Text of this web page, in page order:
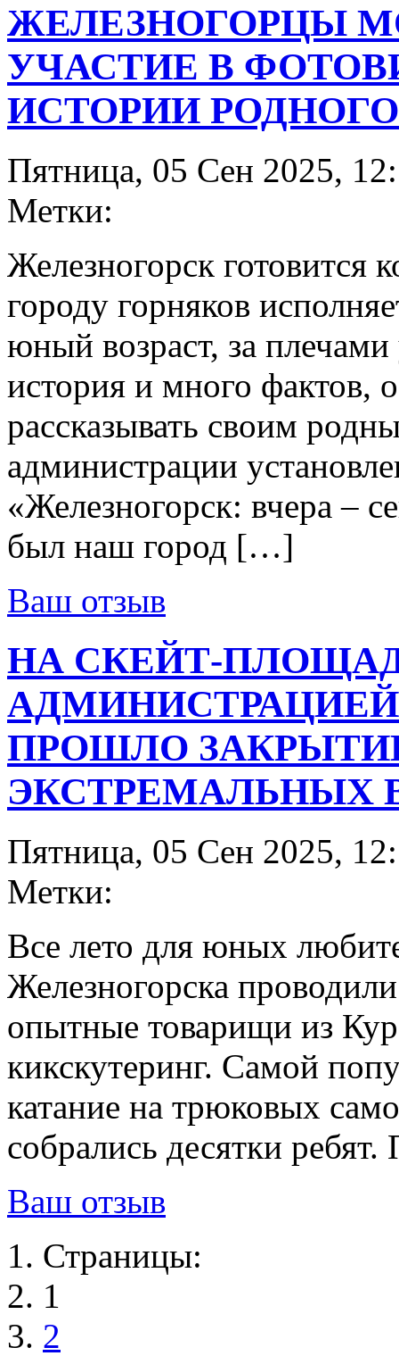
ЖЕЛЕЗНОГОРЦЫ
УЧАСТИЕ В
ИСТОРИИ
Пятница, 05 Сен 2025,
Метки:
Железногорск готовится
городу горняков
юный возраст, за
история и много фактов,
рассказывать своим
администрации
«Железногорск: вчера –
был наш город […]
Ваш отзыв
НА СКЕЙТ-
ПРОШЛО
ЭКСТРЕМАЛЬНЫХ
Пятница, 05 Сен 2025,
Метки:
Все лето для юных
Железногорска
опытные товарищи из
кикскутеринг. Самой
катание на трюковых
собрались десятки
Ваш отзыв
Страницы:
1
2